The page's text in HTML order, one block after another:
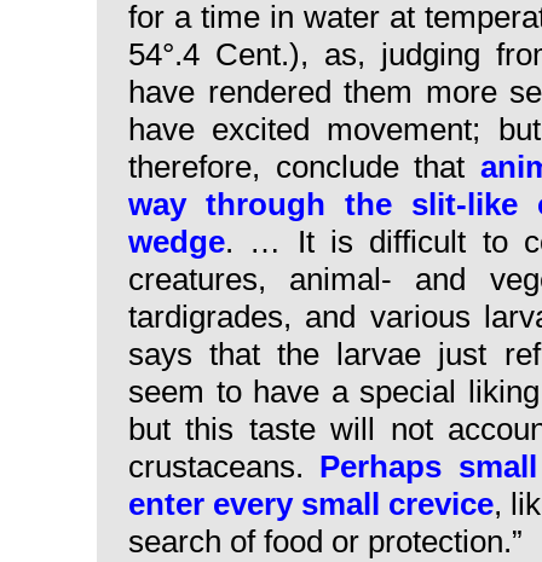
for a time in water at
54°.4 Cent.), as, judging
have rendered them more
have excited movement;
therefore, conclude that
way through the slit-like
wedge. … It is difficult to
creatures, animal- and
tardigrades, and various
says that the larvae just
seem to have a special
but this taste will not
crustaceans. Perhaps
enter every small crevice,
search of food or protection.”